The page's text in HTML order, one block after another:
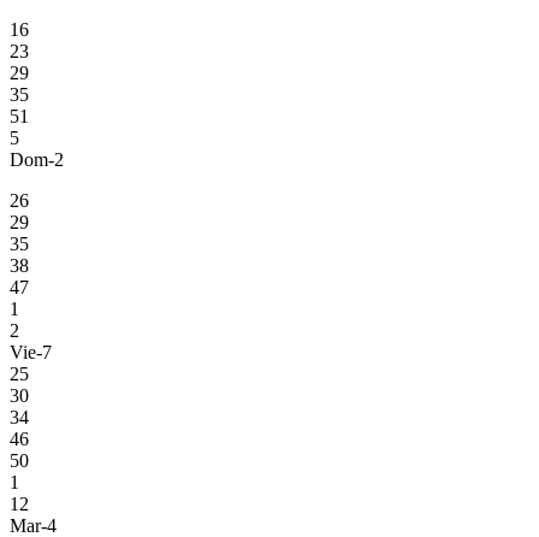
16
23
29
35
51
5
Dom-2
26
29
35
38
47
1
2
Vie-7
25
30
34
46
50
1
12
Mar-4